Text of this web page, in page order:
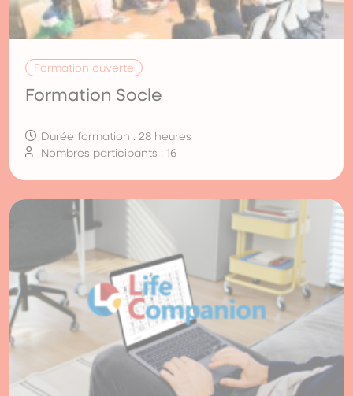
Formation ouverte
Formation Socle
Durée formation : 28 heures
Nombres participants : 16